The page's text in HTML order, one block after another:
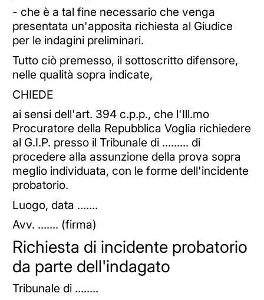
- che è a tal fine necessario che venga
presentata un'apposita richiesta al Giudice
per le indagini preliminari.
Tutto ciò premesso, il sottoscritto difensore,
nelle qualità sopra indicate,
CHIEDE
ai sensi dell'art. 394 c.p.p., che l'Ill.mo
Procuratore della Repubblica Voglia richiedere
al G.I.P. presso il Tribunale di ......... di
procedere alla assunzione della prova sopra
meglio individuata, con le forme dell'incidente
probatorio.
Luogo, data .......
Avv. ....... (firma)
Richiesta di incidente probatorio
da parte dell'indagato
Tribunale di ........